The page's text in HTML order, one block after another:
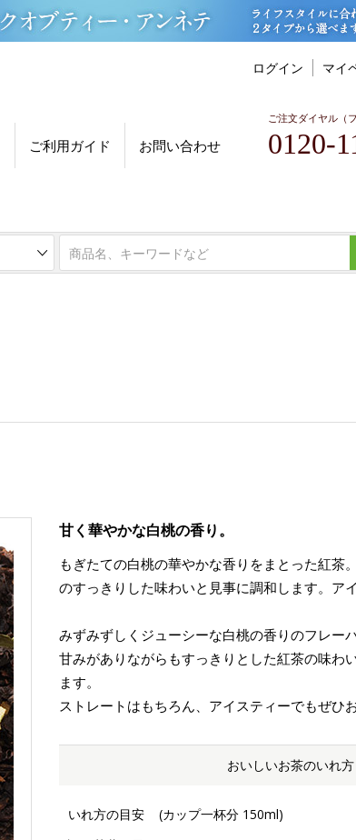
ログイン マイ
ご利用ガイド お問い合わせ
ご注文ダイヤル（
0120-
甘く華やかな白桃の香り。
もぎたての白桃の華やかな香りをまとった紅茶
のすっきりした味わいと見事に調和します。ア
みずみずしくジューシーな白桃の香りのフレー
甘みがありながらもすっきりとした紅茶の味わ
ます。
ストレートはもちろん、アイスティーでもぜひ
おいしいお茶のいれ方
いれ方の目安
(カップ一杯分 150ml)